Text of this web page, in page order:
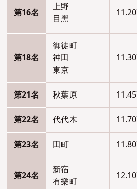
第16名
上野
目黑
第18名
御徒町
神田
東京
第21名 秋葉原
第22名 代代木
第23名 田町
第24名
新宿
有樂町